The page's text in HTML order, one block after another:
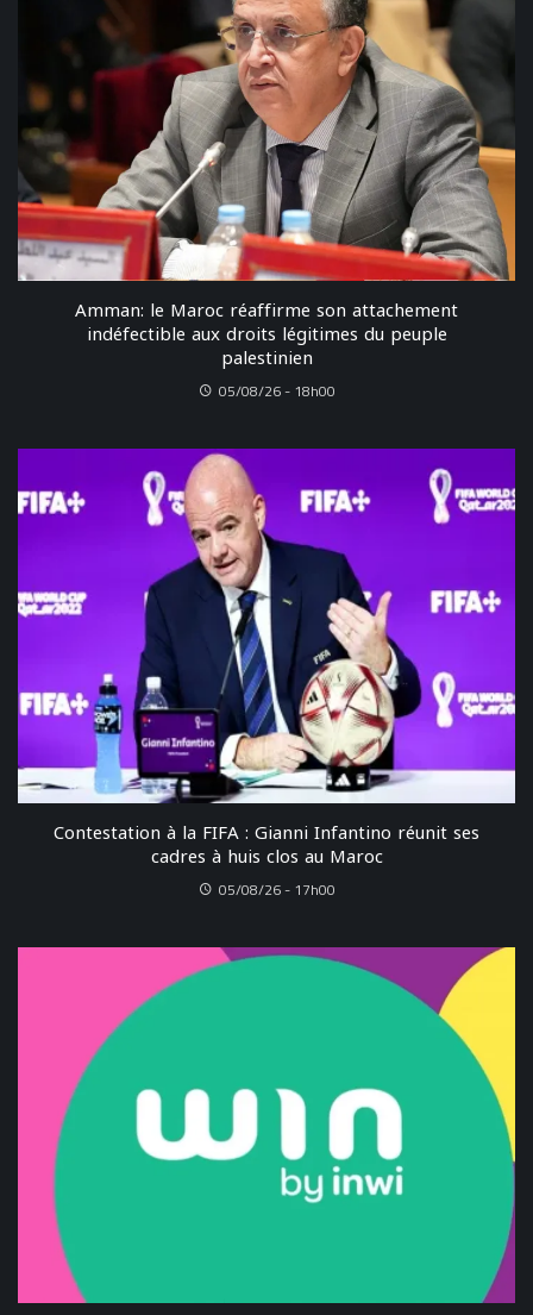
Amman: le Maroc réaffirme son attachement
indéfectible aux droits légitimes du peuple
palestinien
05/08/26 - 18h00
Contestation à la FIFA : Gianni Infantino réunit ses
cadres à huis clos au Maroc
05/08/26 - 17h00